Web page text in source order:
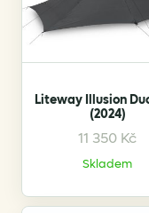
Liteway Illusion
(2024)
11 350 Kč
Skladem
This